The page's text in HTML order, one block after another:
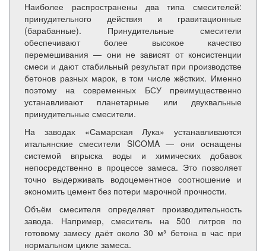
Наиболее распространены два типа смесителей:
принудительного действия и гравитационные
(барабанные). Принудительные смесители
обеспечивают более высокое качество
перемешивания — они не зависят от консистенции
смеси и дают стабильный результат при производстве
бетонов разных марок, в том числе жёстких. Именно
поэтому на современных БСУ преимущественно
устанавливают планетарные или двухвальные
принудительные смесители.
На заводах «Самарская Лука» устанавливаются
итальянские смесители SICOMA — они оснащены
системой впрыска воды и химических добавок
непосредственно в процессе замеса. Это позволяет
точно выдерживать водоцементное соотношение и
экономить цемент без потери марочной прочности.
Объём смесителя определяет производительность
завода. Например, смеситель на 500 литров по
готовому замесу даёт около 30 м³ бетона в час при
нормальном цикле замеса.